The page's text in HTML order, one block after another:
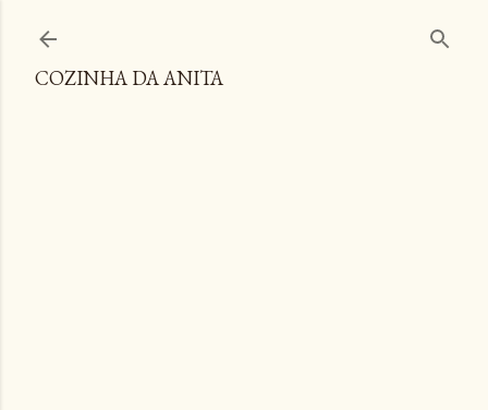
COZINHA DA ANITA